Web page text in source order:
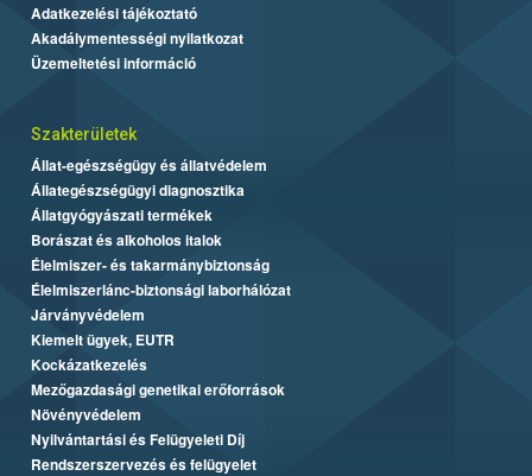
Adatkezelési tájékoztató
Akadálymentességi nyilatkozat
Üzemeltetési információ
Szakterületek
Állat-egészségügy és állatvédelem
Állategészségügyi diagnosztika
Állatgyógyászati termékek
Borászat és alkoholos italok
Élelmiszer- és takarmánybiztonság
Élelmiszerlánc-biztonsági laborhálózat
Járványvédelem
Kiemelt ügyek, EUTR
Kockázatkezelés
Mezőgazdasági genetikai erőforrások
Növényvédelem
Nyilvántartási és Felügyeleti Díj
Rendszerszervezés és felügyelet